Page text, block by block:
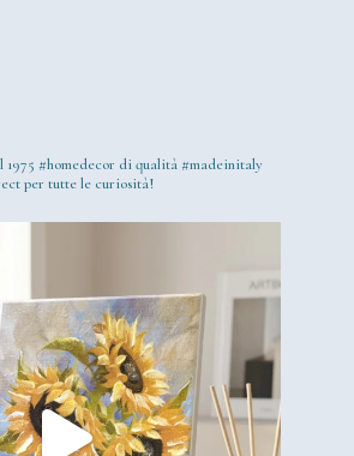
1975 #homedecor di qualità #madeinitaly
per tutte le curiosità!